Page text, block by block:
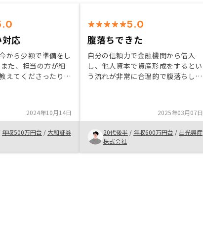
応
から少額で準備をし
た、担当の方が細
えてくださったり、
がとても丁寧に対応
で安心して任せるこ
います。
2024年10月14日
年収500万円台 / 大和証券
5.0
腹落ちできた
自分の信頼力で金融機関から借入
し、他人資本で資産形成をするとい
う流れが非常に合理的で腹落ちしま
2025年03月07日
20代後半 / 年収600万円台 / 出光興産
株式会社